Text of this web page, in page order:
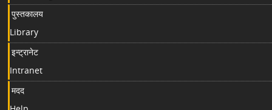
पुस्तकालय
Library
इन्ट्रानेट
Intranet
मदद